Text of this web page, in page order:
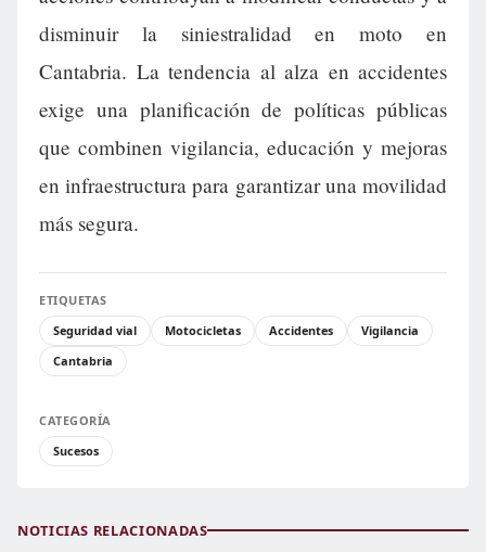
disminuir la siniestralidad en moto en
Cantabria. La tendencia al alza en accidentes
exige una planificación de políticas públicas
que combinen vigilancia, educación y mejoras
en infraestructura para garantizar una movilidad
más segura.
ETIQUETAS
Seguridad vial
Motocicletas Accidentes
Vigilancia
Cantabria
CATEGORÍA
Sucesos
NOTICIAS RELACIONADAS